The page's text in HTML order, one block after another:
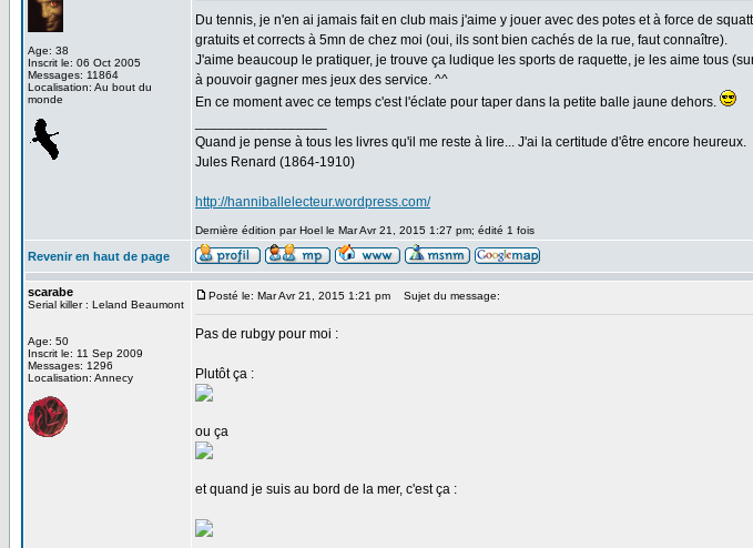
Age: 38
Inscrit le: 06 Oct 2005
Messages: 11864
Localisation: Au bout du
monde
Du tennis, je n'en ai jamais fait en club mais j'aime y jouer avec des potes et à force de
gratuits et corrects à 5mn de chez moi (oui, ils sont bien cachés de la rue, faut connaître).
J'aime beaucoup le pratiquer, je trouve ça ludique les sports de raquette, je les aime tous
à pouvoir gagner mes jeux des service. ^^
En ce moment avec ce temps c'est l'éclate pour taper dans la petite balle jaune dehors.
Quand je pense à tous les livres qu'il me reste à lire... J'ai la certitude d'être encore heureux.
Jules Renard (1864-1910)
http://hanniballelecteur.wordpress.com/
Dernière édition par Hoel le Mar Avr 21, 2015 1:27 pm; édité 1 fois
Revenir en haut de page
scarabe
Serial killer : Leland Beaumont
Age: 50
Inscrit le: 11 Sep 2009
Messages: 1296
Localisation: Annecy
Posté le: Mar Avr 21, 2015 1:21 pm Sujet du message:
Pas de rubgy pour moi :
Plutôt ça :
ou ça
et quand je suis au bord de la mer, c'est ça :